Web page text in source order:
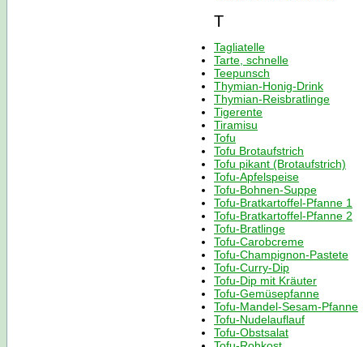
T
Tagliatelle
Tarte, schnelle
Teepunsch
Thymian-Honig-Drink
Thymian-Reisbratlinge
Tigerente
Tiramisu
Tofu
Tofu Brotaufstrich
Tofu pikant (Brotaufstrich)
Tofu-Apfelspeise
Tofu-Bohnen-Suppe
Tofu-Bratkartoffel-Pfanne 1
Tofu-Bratkartoffel-Pfanne 2
Tofu-Bratlinge
Tofu-Carobcreme
Tofu-Champignon-Pastete
Tofu-Curry-Dip
Tofu-Dip mit Kräuter
Tofu-Gemüsepfanne
Tofu-Mandel-Sesam-Pfanne
Tofu-Nudelauflauf
Tofu-Obstsalat